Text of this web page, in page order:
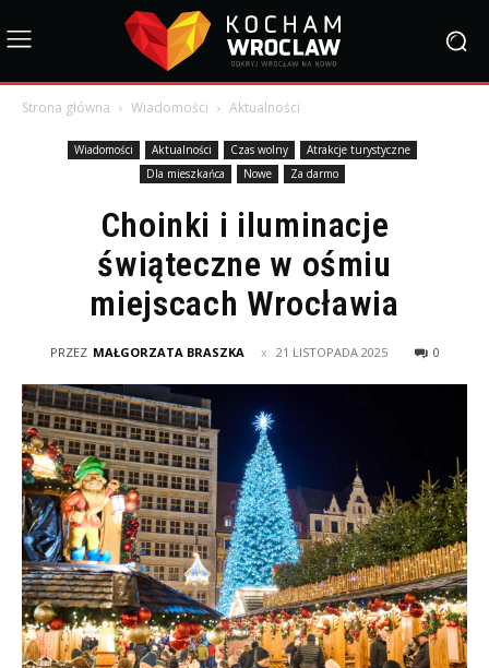
Strona główna Wiadomości Aktualności
Wiadomości Aktualności Czas wolny
Atrakcje turystyczne
Dla mieszkańca
Nowe Za darmo
Choinki i iluminacje
świąteczne w ośmiu
miejscach Wrocławia
PRZEZ MAŁGORZATA BRASZKA 21 LISTOPADA 2025 0